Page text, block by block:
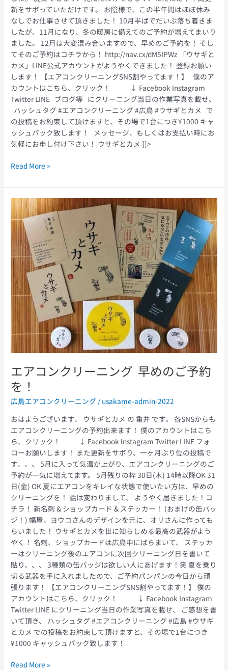
新をサボっていただけです。 お陰様で、この半年間はほぼ休み
なしでお仕事させて頂きました！ 10月半ばでだいぶ落ち着きま
したが、11月になり、冬の暖房に備えてのご予約が増えてまいり
ました。 12月は大変混み合いますので、早めのご予約を！ そし
てそのご予約はコチラから！ http://nav.cx/dM5IPWz 「ウサギと
カメ」LINE公式アカウントがようやくできました！ 登録お願い
します！ 【エアコンクリーニングSNS割やってます！】 僕のア
カウントはこちら、クリック！ ↓ Facebook Instagram
Twitter LINE ブログ等 にクリーニング当日の作業写真を載せ、
ハッシュタグ #エアコンクリーニング #広島 #ウサギとカメ で
の投稿をお約束して頂けますと、その場で1台につき¥1000 キャ
ッシュバック致します！ メッセージ、もしくはお支払い時にお
気軽にお申し付け下さい！ ウサギとカメ ]]>
Read More »
エアコンクリーニング 早めのご予約
を！
広島エアコンクリーニング / usakame-admin-2022
おはようございます、 ウサギとカメ の 亀井 です。 各SNSからも
エアコンクリーニングの予約出来ます！ 僕のアカウントはこち
ら、クリック！ ↓ Facebook Instagram Twitter LINE フォ
ローお願いします！ また更新をサボり、一ヶ月ぶり位の投稿で
す、、、 5月に入って気温が上がり、エアコンクリーニングのご
予約が一気に増えてます。 5月残りの枠 30日(木) 14時以降OK 31
日(金) OK 夏にエアコンをキレイな状態で使いたい方は、早めの
クリーニングを！ 話は変わりまして、 ようやく届きました！コ
チラ！ 新名刺 & ショップカード & ステッカー！ (おまけの缶バッ
ジ！) 幅屋、ヨウコさんのデザインを元に、オリさんに作っても
らいました！ ウサギとカメを世に知らしめる最高の武器がよう
やく！ 名刺、ショップカードは広島中にばらまいて、 ステッカ
ーはクリーニング後のエアコンに次回クリーニング日を書いて
貼り、、、 3種類の缶バッジは欲しい人にあげます！笑 夏を乗り
切る武器を手に入れましたので、ご予約パンパンの今日から頑
張ります！ 【エアコンクリーニングSNS割やってます！】 僕の
アカウントはこちら、クリック！ ↓ Facebook Instagram
Twitter LINE にクリーニング当日の作業写真を載せ、 ご感想を書
いて頂き、 ハッシュタグ #エアコンクリーニング #広島 #ウサギ
とカメ での投稿をお約束して頂けますと、その場で1台につき
¥1000 キャッシュバック致します！
ア
コ
ク
リ
ー
ニ
ン
の
ご
約
を！
Read More »